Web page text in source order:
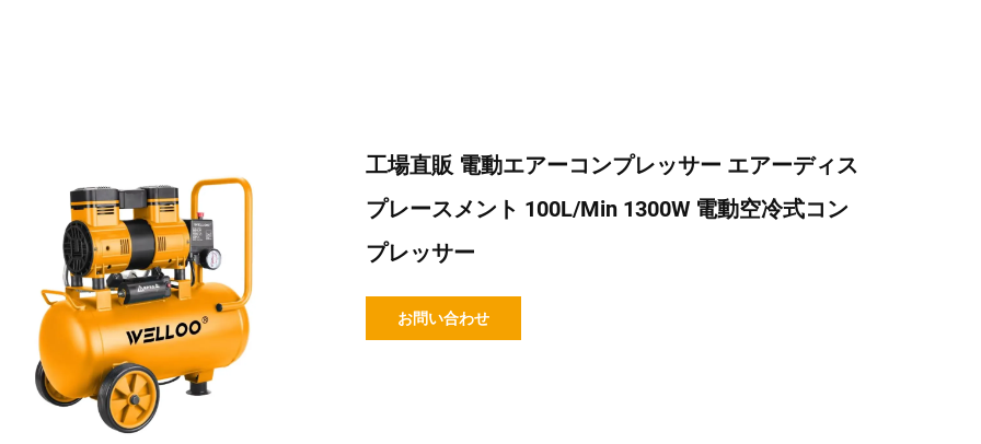
工場直販 電動エアーコンプレッサー エアーディス
プレースメント 100L/min 1300W 電動空冷式コン
プレッサー
お問い合わせ